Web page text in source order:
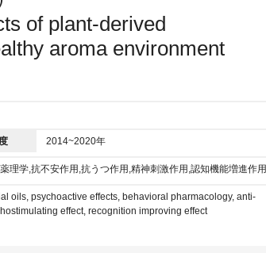
of plant-derived
aroma environment
2014~2020年
理学,抗不安作用,抗うつ作用,精神刺激作用,認知機能増進作用
oils, psychoactive effects, behavioral pharmacology, anti-
effect, recognition improving effect